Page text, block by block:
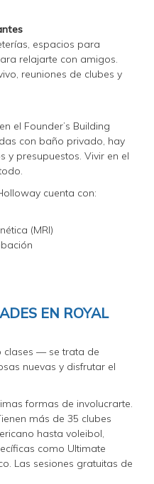
espacios para
relajarte con amigos.
reuniones de clubes y
el Founder’s Building
con baño privado, hay
y presupuestos. Vivir en el
cuenta con:
(MRI)
EN ROYAL
clases — se trata de
nuevas y disfrutar el
formas de involucrarte.
más de 35 clubes
hasta voleibol,
como Ultimate
Las sesiones gratuitas de